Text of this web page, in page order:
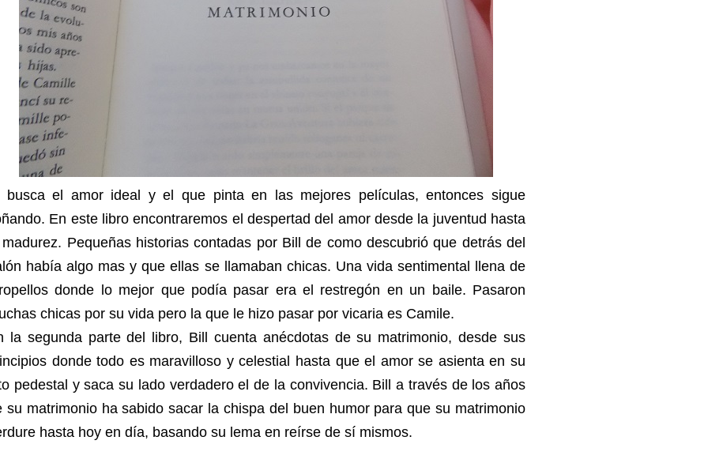
busca el amor ideal y el que pinta en las mejores películas, entonces sigue
En este libro encontraremos el despertad del amor desde la juventud hasta
Pequeñas historias contadas por Bill de como descubrió que detrás del
había algo mas y que ellas se llamaban chicas. Una vida sentimental llena de
donde lo mejor que podía pasar era el restregón en un baile. Pasaron
chicas por su vida pero la que le hizo pasar por vicaria es Camile.
la segunda parte del libro, Bill cuenta anécdotas de su matrimonio, desde sus
donde todo es maravilloso y celestial hasta que el amor se asienta en su
pedestal y saca su lado verdadero el de la convivencia. Bill a través de los años
su matrimonio ha sabido sacar la chispa del buen humor para que su matrimonio
hasta hoy en día, basando su lema en reírse de sí mismos.